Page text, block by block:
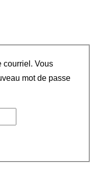
courriel. Vous
mot de passe